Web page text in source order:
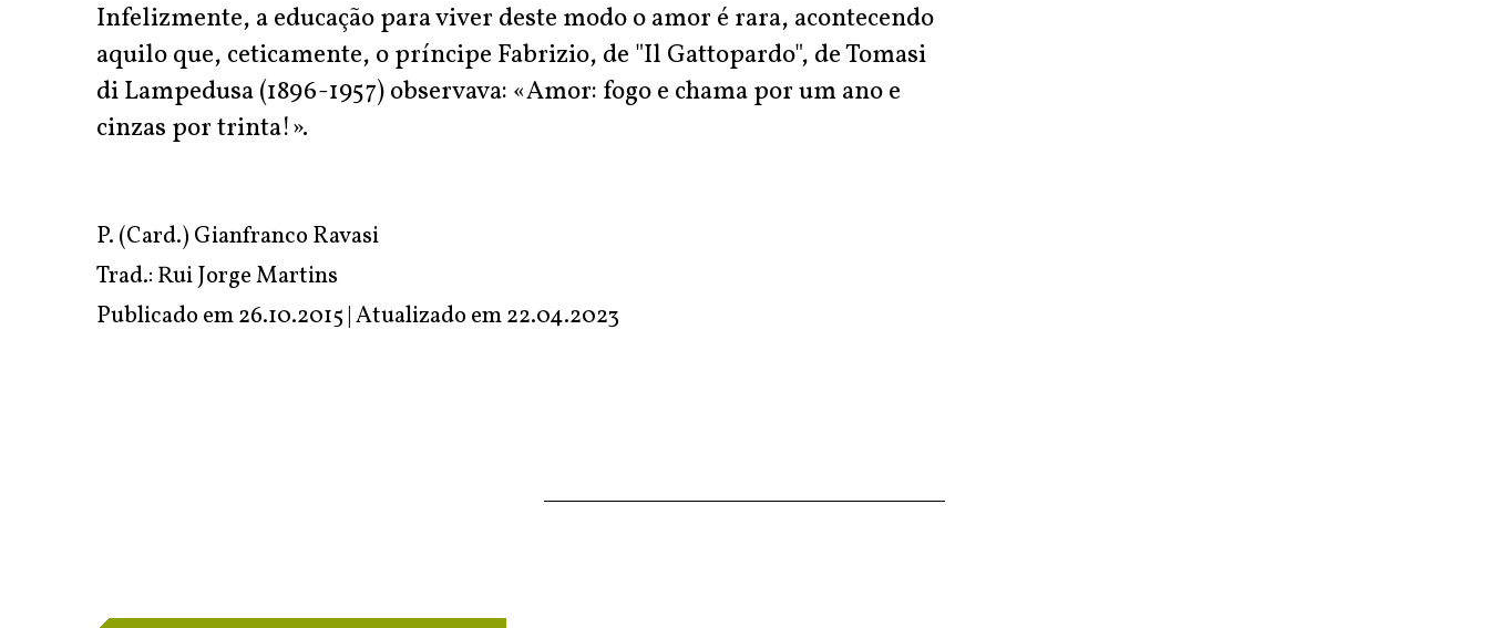
Infelizmente, a educação para viver deste modo o amor é rara, acontecendo
aquilo que, ceticamente, o príncipe Fabrizio, de "Il Gattopardo", de Tomasi
di Lampedusa (1896-1957) observava: «Amor: fogo e chama por um ano e
cinzas por trinta!».
P. (Card.) Gianfranco Ravasi
Trad.: Rui Jorge Martins
Publicado em 26.10.2015 | Atualizado em22.04.2023